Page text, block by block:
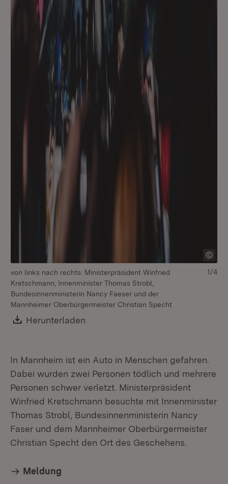
von links nach rechts: Ministerpräsident Winfried
Kretschmann, Innenminister Thomas Strobl,
Bundesinnenministerin Nancy Faeser und der
Mannheimer Oberbürgermeister Christian Specht
Download:
Herunterladen
1/4
In Mannheim ist ein Auto in Menschen gefahren.
Dabei wurden zwei Personen tödlich und mehrere
Personen schwer verletzt. Ministerpräsident
Winfried Kretschmann besuchte mit Innenminister
Thomas Strobl, Bundesinnenministerin Nancy
Faser und dem Mannheimer Oberbürgermeister
Christian Specht den Ort des Geschehens.
Meldung